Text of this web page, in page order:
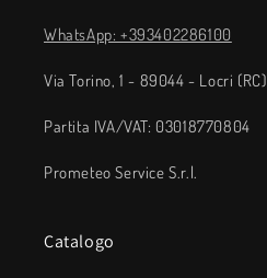
WhatsApp: +393402286100
Via Torino, 1 - 89044 - Locri (RC)
Partita IVA/VAT: 03018770804
Prometeo Service S.r.l.
Catalogo